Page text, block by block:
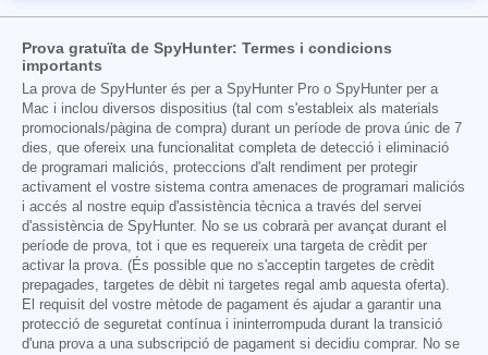
Prova gratuïta de SpyHunter: Termes i condicions
importants
La prova de SpyHunter és per a SpyHunter Pro o SpyHunter per a
Mac i inclou diversos dispositius (tal com s'estableix als materials
promocionals/pàgina de compra) durant un període de prova únic de 7
dies, que ofereix una funcionalitat completa de detecció i eliminació
de programari maliciós, proteccions d'alt rendiment per protegir
activament el vostre sistema contra amenaces de programari maliciós
i accés al nostre equip d'assistència tècnica a través del servei
d'assistència de SpyHunter. No se us cobrarà per avançat durant el
període de prova, tot i que es requereix una targeta de crèdit per
activar la prova. (És possible que no s'acceptin targetes de crèdit
prepagades, targetes de dèbit ni targetes regal amb aquesta oferta).
El requisit del vostre mètode de pagament és ajudar a garantir una
protecció de seguretat contínua i ininterrompuda durant la transició
d'una prova a una subscripció de pagament si decidiu comprar. No se